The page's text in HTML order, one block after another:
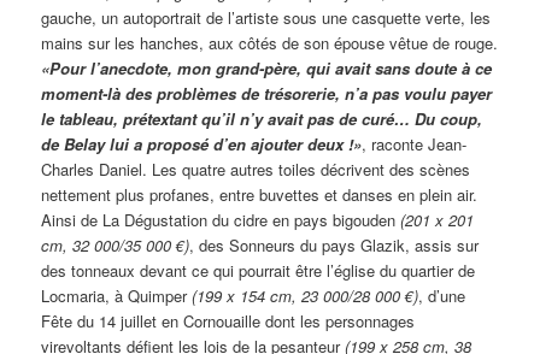
gauche, un autoportrait de l’artiste sous une casquette verte, les
mains sur les hanches, aux côtés de son épouse vêtue de rouge.
«Pour l’anecdote, mon grand-père, qui avait sans doute à ce
moment-là des problèmes de trésorerie, n’a pas voulu payer
le tableau, prétextant qu’il n’y avait pas de curé… Du coup,
de Belay lui a proposé d’en ajouter deux !», raconte Jean-
Charles Daniel. Les quatre autres toiles décrivent des scènes
nettement plus profanes, entre buvettes et danses en plein air.
Ainsi de La Dégustation du cidre en pays bigouden(201 x 201
cm, 32 000/35 000 €), des Sonneurs du pays Glazik, assis sur
des tonneaux devant ce qui pourrait être l’église du quartier de
Locmaria, à Quimper(199 x 154 cm, 23 000/28 000 €), d’une
Fête du 14 juillet en Cornouaille dont les personnages
virevoltants défient les lois de la pesanteur(199 x 258 cm, 38